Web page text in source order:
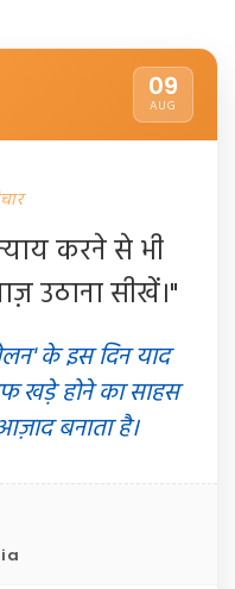
09
AUG
करने से भी
उठाना सीखें।"
के इस दिन याद
खड़े होने का साहस
बनाता है।